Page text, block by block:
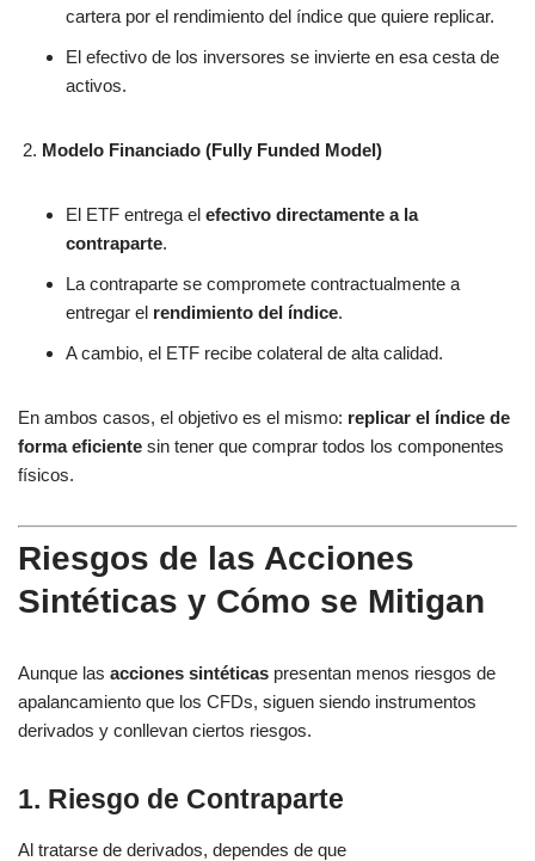
cartera por el rendimiento del índice que quiere replicar.
El efectivo de los inversores se invierte en esa cesta de
activos.
Modelo Financiado (Fully Funded Model)
El ETF entrega el efectivo directamente a la
contraparte.
La contraparte se compromete contractualmente a
entregar el rendimiento del índice.
A cambio, el ETF recibe colateral de alta calidad.
En ambos casos, el objetivo es el mismo: replicar el índice de
forma eficiente sin tener que comprar todos los componentes
físicos.
Riesgos de las Acciones
Sintéticas y Cómo se Mitigan
Aunque las acciones sintéticas presentan menos riesgos de
apalancamiento que los CFDs, siguen siendo instrumentos
derivados y conllevan ciertos riesgos.
1. Riesgo de Contraparte
Al tratarse de derivados, dependes de que